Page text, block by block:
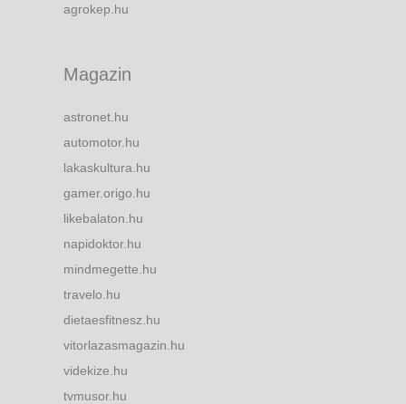
agrokep.hu
Magazin
astronet.hu
automotor.hu
lakaskultura.hu
gamer.origo.hu
likebalaton.hu
napidoktor.hu
mindmegette.hu
travelo.hu
dietaesfitnesz.hu
vitorlazasmagazin.hu
videkize.hu
tvmusor.hu